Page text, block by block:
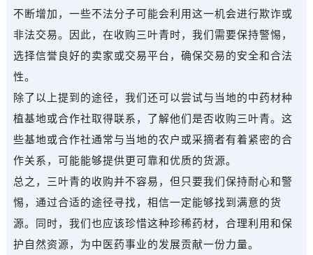
不断增加，一些不法分子可能会利用这一机会进行欺诈或
非法交易。因此，在收购三叶青时，我们需要保持警惕，
选择信誉良好的卖家或交易平台，确保交易的安全和合法
性。
除了以上提到的途径，我们还可以尝试与当地的中药材种
植基地或合作社取得联系，了解他们是否收购三叶青。这
些基地或合作社通常与当地的农户或采摘者有着紧密的合
作关系，可能能够提供更可靠和优质的货源。
总之，三叶青的收购并不容易，但只要我们保持耐心和警
惕，通过合适的途径寻找，相信一定能够找到满意的货
源。同时，我们也应该珍惜这种珍稀药材，合理利用和保
护自然资源，为中医药事业的发展贡献一份力量。